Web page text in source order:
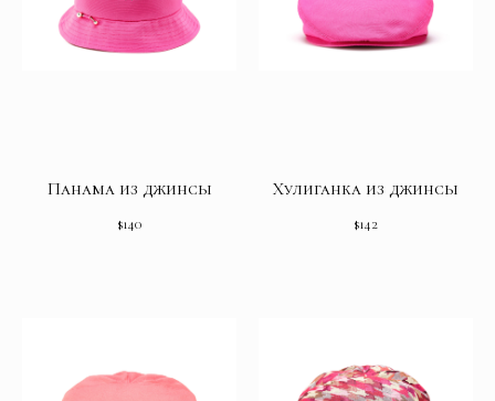
Панама из джинсы
$140
Хулиганка из джинсы
$142